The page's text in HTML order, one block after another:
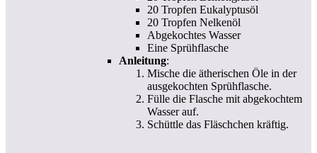
20 Tropfen Eukalyptusöl
20 Tropfen Nelkenöl
Abgekochtes Wasser
Eine Sprühflasche
Anleitung:
Mische die ätherischen Öle in der
ausgekochten Sprühflasche.
Fülle die Flasche mit abgekochtem
Wasser auf.
Schüttle das Fläschchen kräftig.